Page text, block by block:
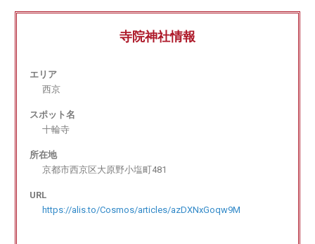
寺院神社情報
エリア
西京
スポット名
十輪寺
所在地
京都市西京区大原野小塩町481
URL
https://alis.to/Cosmos/articles/azDXNxGoqw9M